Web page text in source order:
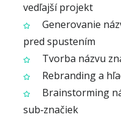
vedľajší projekt
Generovanie
pred spustením
Tvorba názvu
Rebranding a
Brainstorming
sub‑značiek